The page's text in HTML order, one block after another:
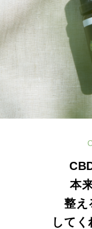
本
整え
してく